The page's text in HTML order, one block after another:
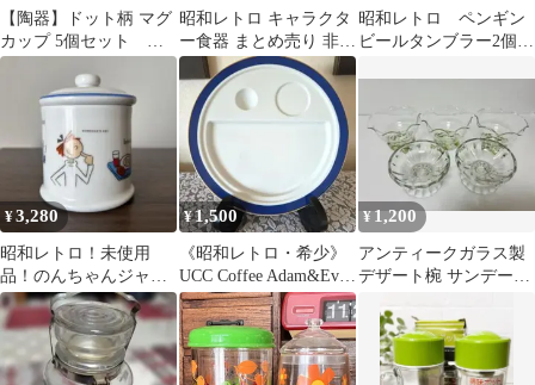
【陶器】ドット柄 マグ
カップ 5個セット グ
レー 昭和レトロ ブ
昭和レトロ キャラクタ
ー食器 まとめ売り 非売
品 未使用保管品
昭和レトロ ペンギン
ビールタンブラー2個セ
¥3,280
昭和レトロ！未使用
品！のんちゃんジャー
ナル 陶器製キャニスタ
ー クッキージャー
¥1,500
《昭和レトロ・希少》
UCC Coffee Adam&Eve
モーニングプレート１
枚
¥1,200
アンティークガラス製
デザート椀 サンデーカ